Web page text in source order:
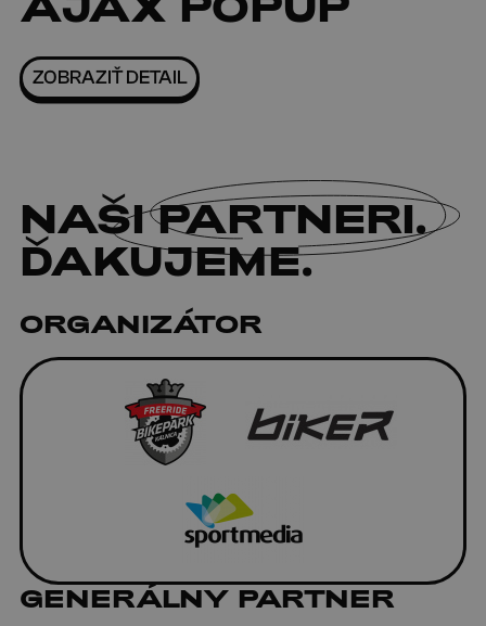
ZOBRAZIŤ DETAIL
NAŠIPARTNERI.
ĎAKUJEME.
ORGANIZÁTOR
GENERÁLNY PARTNER